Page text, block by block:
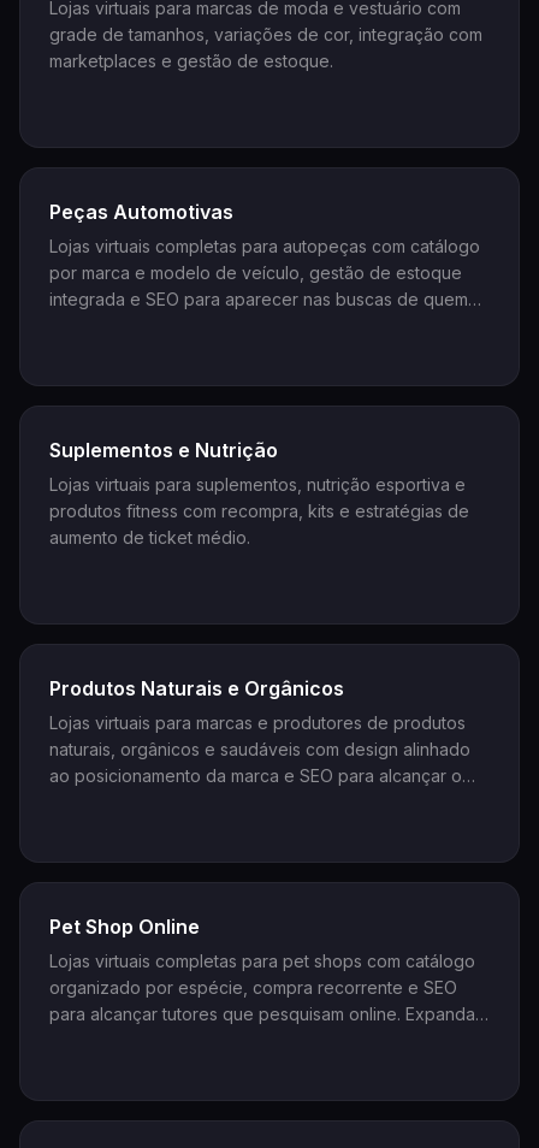
Lojas virtuais para marcas de moda e vestuário com
grade de tamanhos, variações de cor, integração com
marketplaces e gestão de estoque.
Peças Automotivas
Lojas virtuais completas para autopeças com catálogo
por marca e modelo de veículo, gestão de estoque
integrada e SEO para aparecer nas buscas de quem
Suplementos e Nutrição
Lojas virtuais para suplementos, nutrição esportiva e
produtos fitness com recompra, kits e estratégias de
aumento de ticket médio.
Produtos Naturais e Orgânicos
Lojas virtuais para marcas e produtores de produtos
naturais, orgânicos e saudáveis com design alinhado
ao posicionamento da marca e SEO para alcançar o
Pet Shop Online
Lojas virtuais completas para pet shops com catálogo
organizado por espécie, compra recorrente e SEO
para alcançar tutores que pesquisam online. Expanda